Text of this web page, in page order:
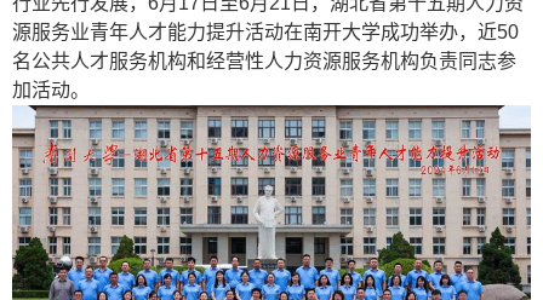
源服务业青年人才能力提升活动在南开大学成功举办，近50
名公共人才服务机构和经营性人力资源服务机构负责同志参
加活动。